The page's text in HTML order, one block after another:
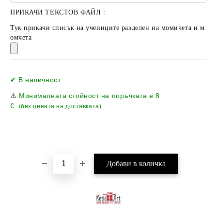
ПРИКАЧИ ТЕКСТОВ ФАЙЛ :
Тук прикачи списък на учениците разделен на момичета и м
омчета
✔ В наличност
⚠️ Минималната стойност на поръчката е8
€
(без цената на доставката).